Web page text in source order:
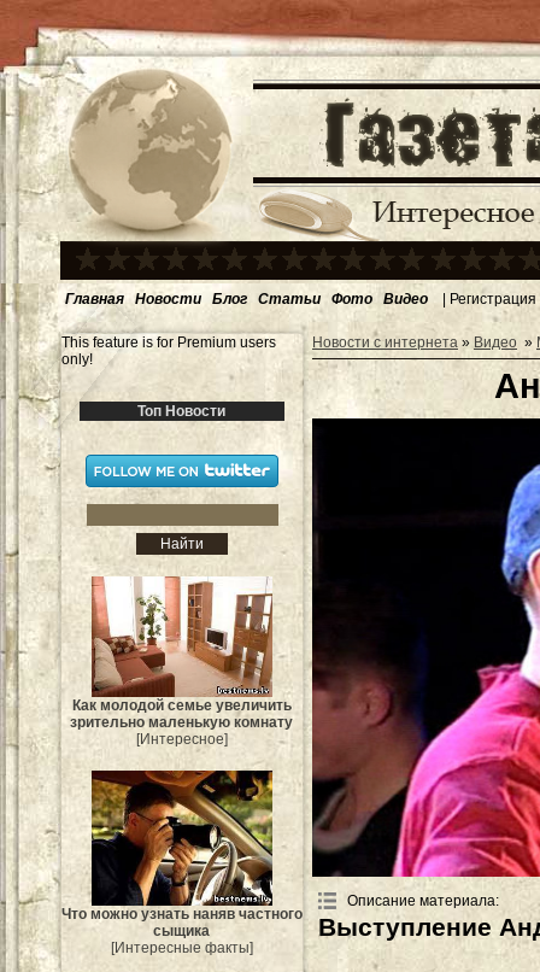
Главная Новости Блог Статьи Фото Видео | Регистрация
This feature is for Premium users
only!
Топ Новости
Как молодой семье увеличить
зрительно маленькую комнату
[Интересное]
Что можно узнать наняв частного
сыщика
[Интересные факты]
Новости с интернета » Видео »
Описание материала:
Выступление